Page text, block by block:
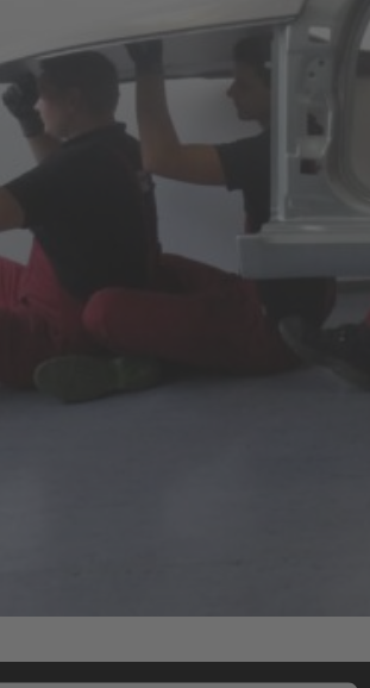
absolvierte am
Standort in Schwäbisch
Ausbildung zum
und Anlagenführer mit
Metall- und
Am Unternehmen
allem das hohe Niveau
und die Förderung